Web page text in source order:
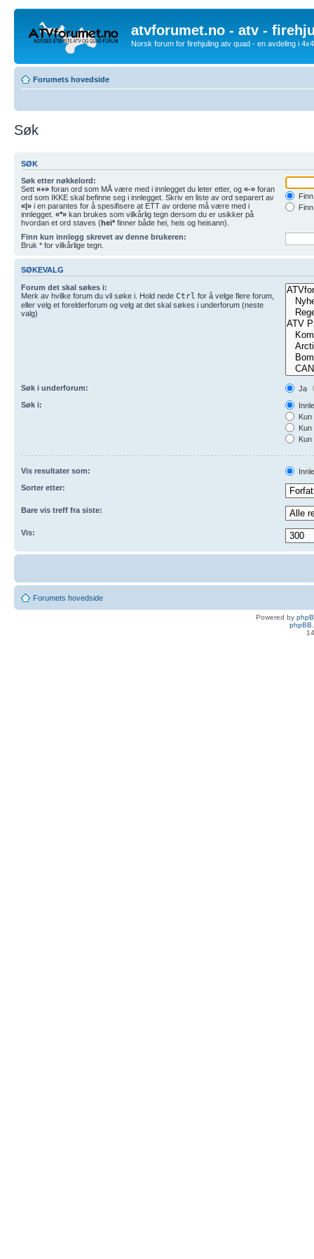
atvforumet.no - atv -
Norsk forum for firehjuling atv quad - en avdeling i
Forumets hovedside
Søk
SØK
Søk etter nøkkelord:
Sett «+» foran ord som MÅ være med i innlegget du leter etter, og «-» foran
ord som IKKE skal befinne seg i innlegget. Skriv en liste av ord separert av
«|» i en parantes for å spesifisere at ETT av ordene må være med i
innlegget. «*» kan brukes som vilkårlig tegn dersom du er usikker på
hvordan et ord staves (hei* finner både hei, heis og heisann).
Finn kun innlegg skrevet av denne brukeren:
Bruk * for vilkårlige tegn.
SØKEVALG
Forum det skal søkes i:
Merk av hvilke forum du vil søke i. Hold nede Ctrl for å velge flere forum,
eller velg et forelderforum og velg at det skal søkes i underforum (neste
valg)
Søk i underforum:
Ja
Søk i:
Kun
Vis resultater som:
Sorter etter:
Bare vis treff fra siste:
Vis:
Forumets hovedside
Powered by